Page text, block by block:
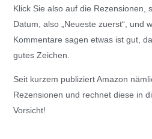
Klick Sie also auf die Rezensionen,
Datum, also „Neueste zuerst“, und
Kommentare sagen etwas ist gut,
gutes Zeichen.
Seit kurzem publiziert Amazon
Rezensionen und rechnet diese in
Vorsicht!